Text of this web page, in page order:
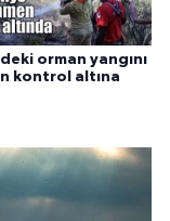
orman yangını
kontrol altına